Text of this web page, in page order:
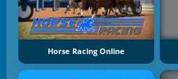
Horse Racing Online